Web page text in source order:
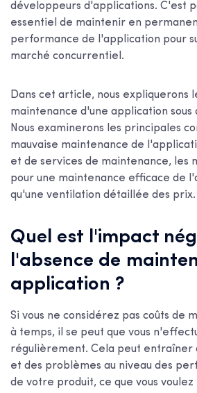
développeurs d'applications. C'est
essentiel de maintenir en
performance de l'application pour
marché concurrentiel.
Dans cet article, nous expliquerons
maintenance d'une application sous
Nous examinerons les principales
mauvaise maintenance de
et de services de maintenance, les
pour une maintenance efficace de
qu'une ventilation détaillée des prix.
Quel est l'impact
l'absence de
application ?
Si vous ne considérez pas coûts de
à temps, il se peut que vous
régulièrement. Cela peut entraîner
et des problèmes au niveau des
de votre produit, ce que vous